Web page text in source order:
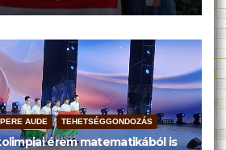
AUDE TEHETSÉGGONDOZÁS
érem matematikából is